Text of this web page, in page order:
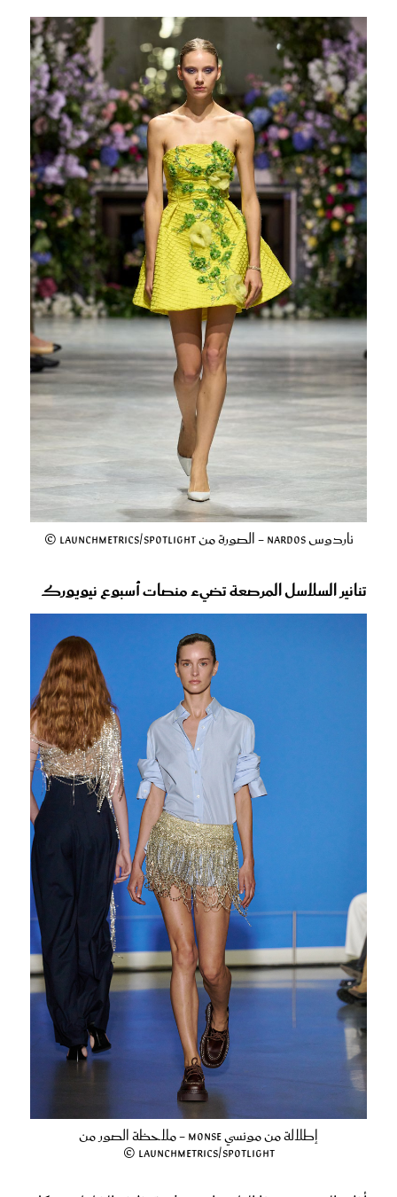
ناردوس Nardos - الصورة من Launchmetrics/Spotlight ©
تنانير السلاسل المرصعة تضيء منصات أسبوع نيويورك
إطلالة من مونسي Monse - ملاحظة الصور من
Launchmetrics/Spotlight ©